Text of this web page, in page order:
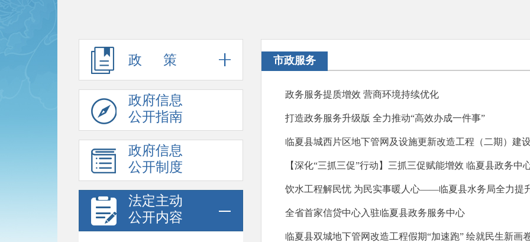
政 策
政府信息
公开指南
政府信息
公开制度
法定主动
公开内容
市政服务
政务服务提质增效 营商环境持续优化
打造政务服务升级版 全力推动“高效办成一件事”
临夏县城西片区地下管网及设施更新改造工程（二期）建
【深化“三抓三促”行动】三抓三促赋能增效 临夏县政务中
饮水工程解民忧 为民实事暖人心——临夏县水务局全力提
全省首家信贷中心入驻临夏县政务服务中心
临夏县双城地下管网改造工程假期“加速跑” 绘就民生新画